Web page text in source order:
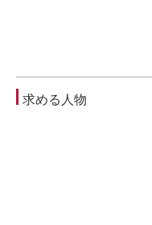
求める人物